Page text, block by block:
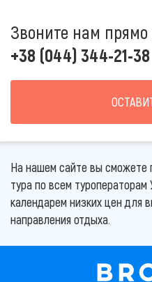
Звоните нам прямо
+38 (044) 344-21-38
На нашем сайте вы сможете
тура по всем
календарем низких цен для
направления отдыха.